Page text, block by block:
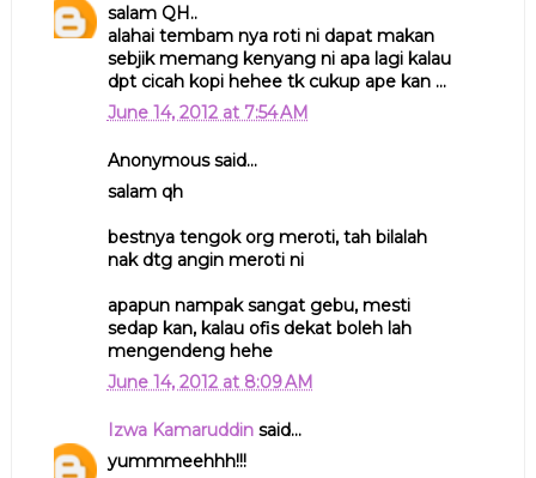
salam QH..
alahai tembam nya roti ni dapat makan
sebjik memang kenyang ni apa lagi kalau
dpt cicah kopi hehee tk cukup ape kan ...
June 14, 2012 at 7:54 AM
Anonymous said...
salam qh
bestnya tengok org meroti, tah bilalah
nak dtg angin meroti ni
apapun nampak sangat gebu, mesti
sedap kan, kalau ofis dekat boleh lah
mengendeng hehe
June 14, 2012 at 8:09 AM
Izwa Kamaruddinsaid...
yummmeehhh!!!